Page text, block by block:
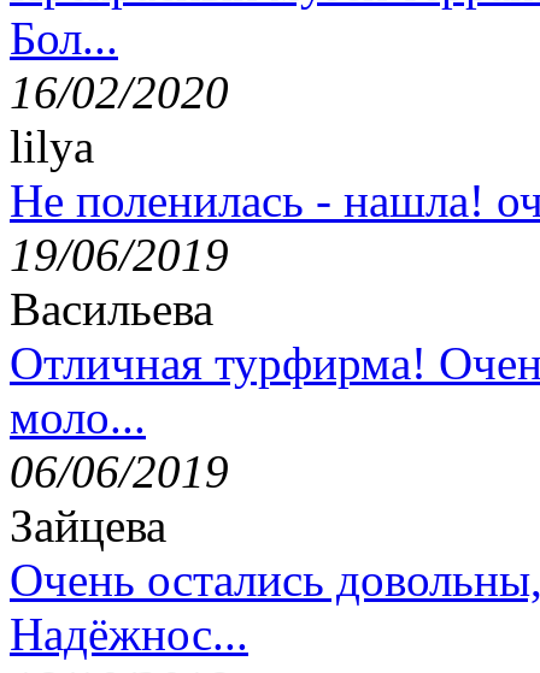
Бол...
16/02/2020
lilya
Не поленилась - нашла!
19/06/2019
Васильева
Отличная турфирма!
моло...
06/06/2019
Зайцева
Очень остались
Надёжнос...